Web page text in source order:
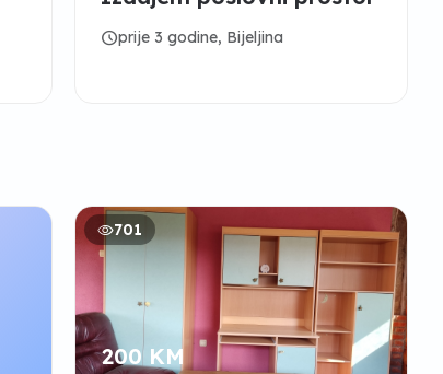
scheduleprije 3 godine, Bijeljina
701
200 KM